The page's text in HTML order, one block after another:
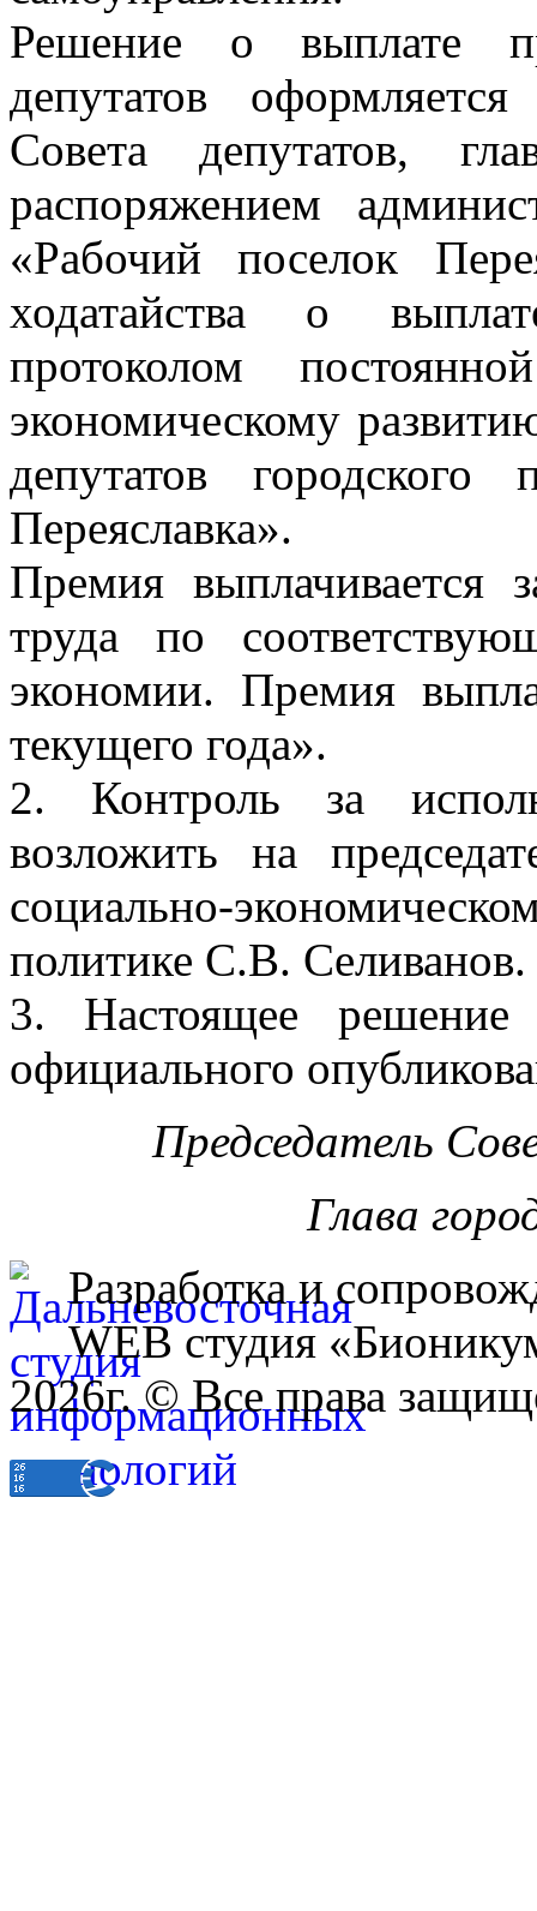
Решение о выплате
депутатов
Совета депутатов,
распоряжением
«Рабочий поселок
ходатайства о
протоколом
экономическому
депутатов городского
Переяславка».
Премия выплачивается
труда по
экономии. Премия
текущего года».
2. Контроль за
возложить на
социально-
политике С.В. Селиванов.
3. Настоящее
официального
Председатель
Глава
Разработка и
WEB студия
2026г. © Все права